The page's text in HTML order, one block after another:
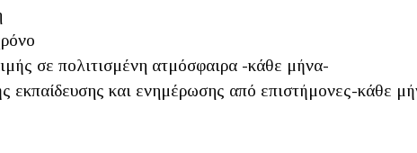
σε πολιτισμένη ατμόσφαιρα -κάθε μήνα-
και ενημέρωσης από επιστήμονες-κάθε